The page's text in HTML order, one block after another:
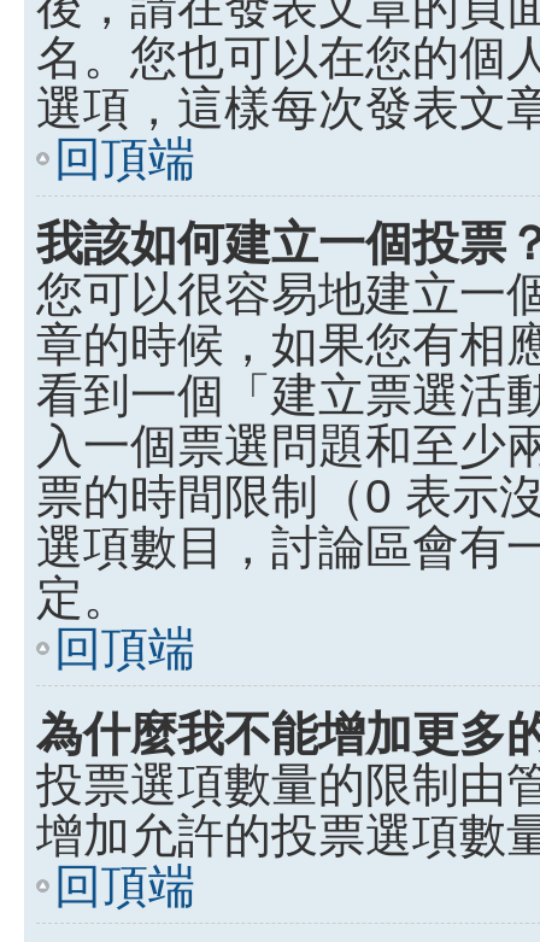
名。您也可以在您的個
選項，這樣每次發表文
回頂端
我該如何建立一個投票
您可以很容易地建立一
章的時候，如果您有相
看到一個「建立票選活
入一個票選問題和至少
票的時間限制（0 表示
選項數目，討論區會有
定。
回頂端
為什麼我不能增加更多
投票選項數量的限制由
增加允許的投票選項數
回頂端